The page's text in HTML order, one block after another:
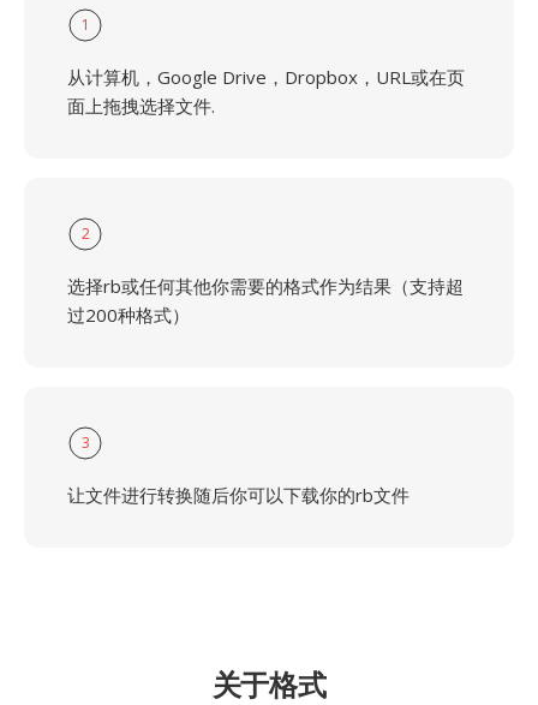
1
从计算机，Google Drive，Dropbox，URL或在页
面上拖拽选择文件.
2
选择rb或任何其他你需要的格式作为结果（支持超
过200种格式）
3
让文件进行转换随后你可以下载你的rb文件
关于格式